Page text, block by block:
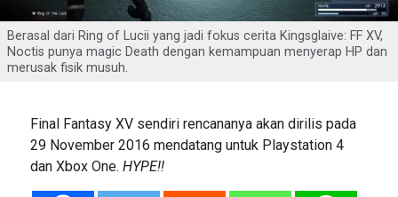
Berasal dari Ring of Lucii yang jadi fokus cerita Kingsglaive: FF XV,
Noctis punya magic Death dengan kemampuan menyerap HP dan
merusak fisik musuh.
Final Fantasy XV sendiri rencananya akan dirilis pada
29 November 2016 mendatang untuk Playstation 4
dan Xbox One. HYPE!!